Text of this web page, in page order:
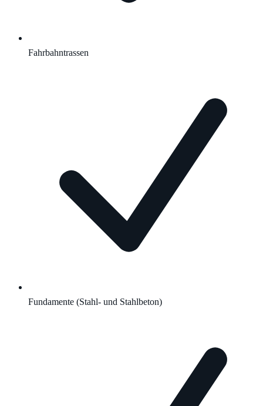
Fahrbahntrassen
Fundamente (Stahl- und Stahlbeton)